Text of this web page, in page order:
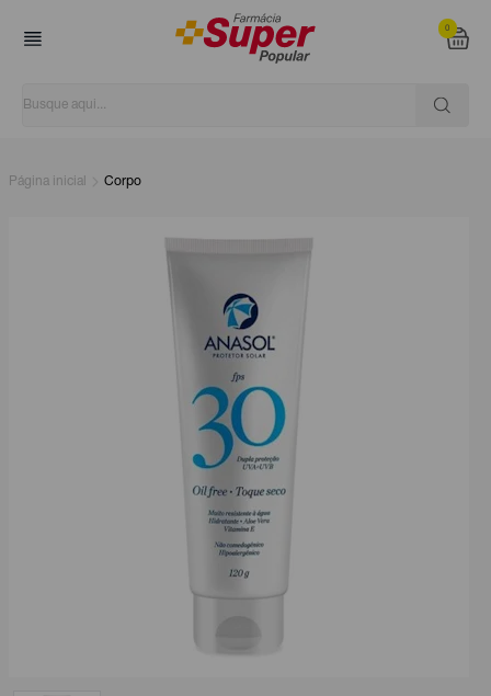
0
Página inicial Corpo